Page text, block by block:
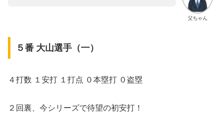
父ちゃん
５番 大山選手（一）
４打数 １安打 １打点 ０本塁打 ０盗塁
２回裏、今シリーズで待望の初安打！